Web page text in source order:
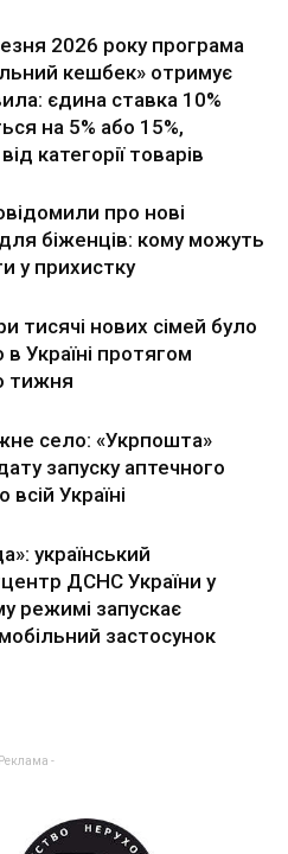
2026 року програма
кешбек» отримує
єдина ставка 10%
на 5% або 15%,
категорії товарів
про нові
біженців: кому можуть
у прихистку
тисячі нових сімей було
Україні протягом
тижня
село: «Укрпошта»
запуску аптечного
всій Україні
український
ДСНС України у
режимі запускає
застосунок
-